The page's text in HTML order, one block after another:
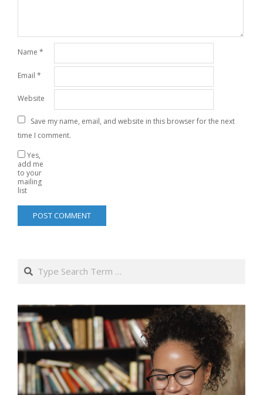
Name *
Email *
Website
Save my name, email, and website in this browser for the next
time I comment.
Yes,
add me
to your
mailing
list
Search